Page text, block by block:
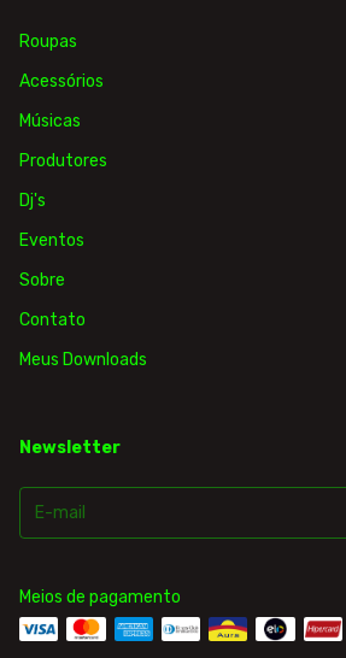
Roupas
Acessórios
Músicas
Produtores
Dj's
Eventos
Sobre
Contato
Meus Downloads
Newsletter
Meios de pagamento